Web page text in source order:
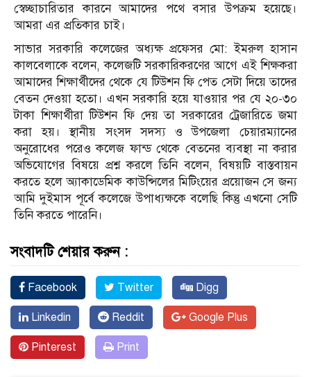
স্বেচ্ছাচারিতার কারনে আমাদের পথে বসার উপক্রম হয়েছে।
আমরা এর প্রতিকার চাই।
সাভার সরকারি কলেজের অধ্যক্ষ প্রফেসর মো: ইমরুল হাসান
কালবেলাকে বলেন, কলেজটি সরকারিকরণের আগে এই শিক্ষকরা
আমাদের শিক্ষার্থীদের থেকে যে টিউশন ফি পেত সেটা দিয়ে তাদের
বেতন দেওয়া হতো। এখন সরকারি হয়ে যাওয়ার পর যে ২০-৩০
টাকা শিক্ষার্থীরা টিউশন ফি দেয় তা সরকারের ট্রেজারিতে জমা
করা হয়। স্থানীয় সংসদ সদস্য ও উপজেলা চেয়ারম্যানের
অনুরোধের পরেও কলেজ ফান্ড থেকে বেতনের ব্যবস্থা না করার
অভিযোগের বিষয়ে প্রশ্ন করলে তিনি বলেন, বিষয়টি বাস্তবায়ন
করতে হলে অ্যাকাডেমিক কাউন্সিলের মিটিংয়ের প্রয়োজন সে জন্য
আমি দুইমাস পূর্বে কলেজে উপাধ্যক্ষকে বলেছি কিন্তু এখনো সেটি
তিনি করতে পারেনি।
সংবাদটি শেয়ার করুন :
Facebook Twitter Digg
Linkedin Reddit Google Plus
Pinterest Print